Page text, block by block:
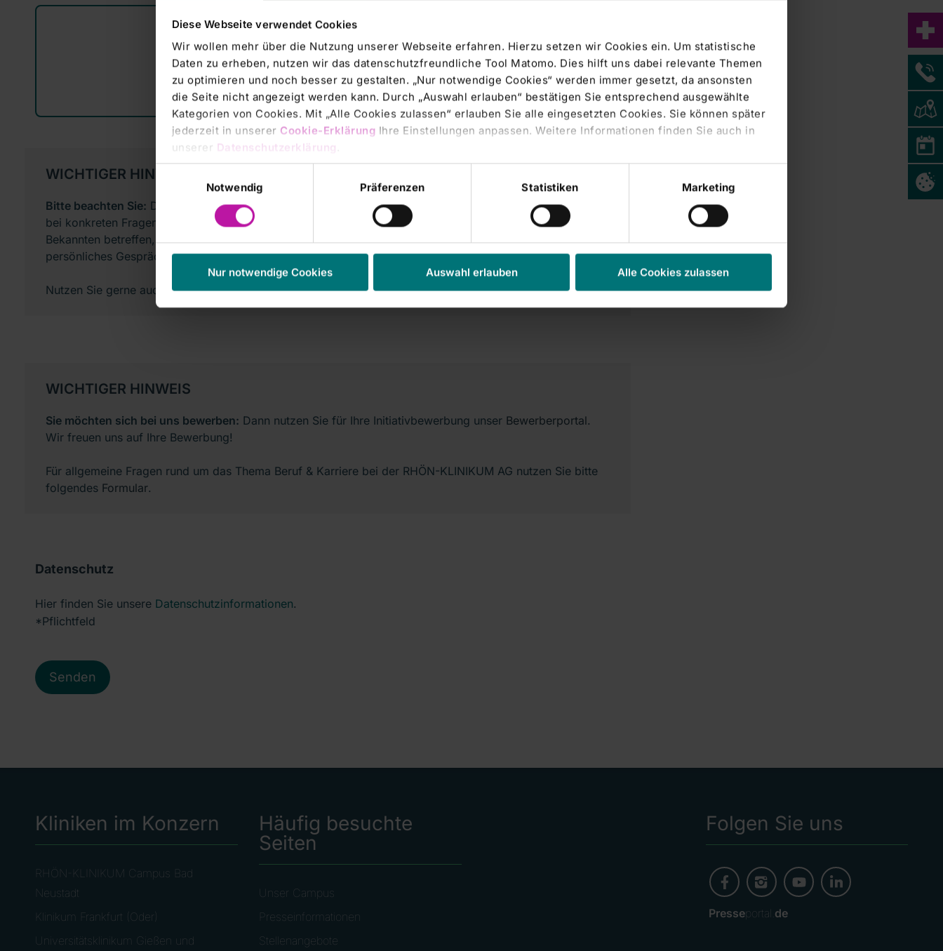
Diese Webseite verwendet Cookies
Wir wollen mehr über die Nutzung unserer Webseite erfahren. Hierzu setzen wir Cookies ein. Um statistische
Daten zu erheben, nutzen wir das datenschutzfreundliche Tool Matomo. Dies hilft uns dabei relevante Themen
zu optimieren und noch besser zu gestalten. „Nur notwendige Cookies“ werden immer gesetzt, da ansonsten
die Seite nicht angezeigt werden kann. Durch „Auswahl erlauben“ bestätigen Sie entsprechend ausgewählte
Kategorien von Cookies. Mit „Alle Cookies zulassen“ erlauben Sie alle eingesetzten Cookies. Sie können später
jederzeit in unserer Cookie-Erklärung Ihre Einstellungen anpassen. Weitere Informationen finden Sie auch in
unserer Datenschutzerklärung
Notwendig
Präferenzen Statistiken Marketing
Nur notwendige Cookies Auswahl erlauben Alle Cookies zulassen
WICHTIGER HINWEIS
Bitte beachten Sie: Die hier bereitgestellten Informationen ersetzen keinen Arztbesuch. Setzen Sie sich
bei konkreten Fragen, die Ihren eigenen Gesundheitszustand oder den eines Familienmitglieds oder
Bekannten betreffen, grundsätzlich immer mit einem Spezialisten in Verbindung und vereinbaren Sie ein
persönliches Gespräch!
Nutzen Sie gerne auch unser Expertenverzeichnis oder den Körperkompass.
WICHTIGER HINWEIS
Sie möchten sich bei uns bewerben: Dann nutzen Sie für Ihre Initiativbewerbung unser Bewerberportal.
Wir freuen uns auf Ihre Bewerbung!
Für allgemeine Fragen rund um das Thema Beruf & Karriere bei der RHÖN-KLINIKUM AG nutzen Sie bitte
folgendes Formular.
Datenschutz
Hier finden Sie unsere Datenschutzinformationen.
*Pflichtfeld
Kliniken im Konzern
RHÖN-KLINIKUM Campus Bad
Neustadt
Klinikum Frankfurt (Oder)
Universitätsklinikum Gießen und
Häufig besuchte
Seiten
Unser Campus
Presseinformationen
Stellenangebote
Folgen Sie uns
Presseportal. de